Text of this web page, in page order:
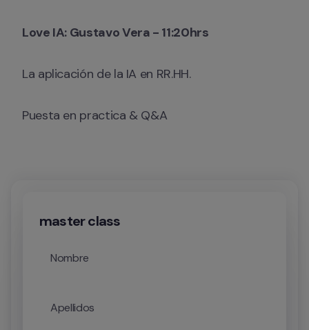
Love IA: Gustavo Vera - 11:20hrs
La aplicación de la IA en RR.HH.
Puesta en practica & Q&A
master class
Nombre
Apellidos